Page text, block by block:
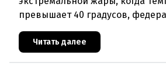
превышает 40 градусов,
правительство Австрии
проблемы перегрева жилых
Читать далее